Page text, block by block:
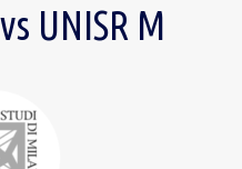
UNISR M